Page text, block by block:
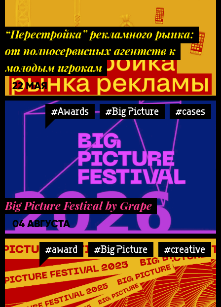
“Перестройка” рекламного рынка:
от полносервисных агентств к
молодым игрокам
22 МАЯ
#Awards #Big Picture #cases
Big Picture Festival by Grape
04 АВГУСТА
#award #Big Picture #creative